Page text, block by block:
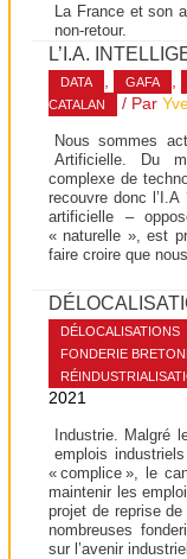
La France et son
non-retour.
L’I.A.
DATA , GAFA ,
CATALAN
/ Par
Nous sommes
Artificielle. Du
complexe de
recouvre donc l’I.A
artificielle –
« naturelle », est
faire croire que
DÉLOCALISATIONS
FONDERIE
2021
Industrie. Malgré
emplois
« complice », le
maintenir les
projet de reprise
nombreuses
sur l’avenir